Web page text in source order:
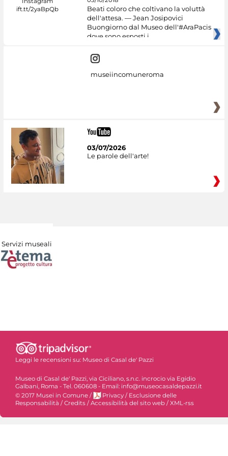
Beati coloro che coltivano la voluttà
dell'attesa. — Jean Josipovici
Buongiorno dal Museo dell'#AraPacis
dove sono esposti i
museiincomuneroma
03/07/2026
Le parole dell'arte!
Servizi museali
Leggi le recensioni su: Museo di Casal de' Pazzi
Museo di Casal de' Pazzi, via Ciciliano, s.n.c. incrocio via Egidio
Galbani, Roma - Tel. 060608 - Email: info@museocasaldepazzi.it
© 2017 Musei in Comune / Privacy / Esclusione delle
Responsabilità / Credits / Accessibilità del sito web / XML-rss